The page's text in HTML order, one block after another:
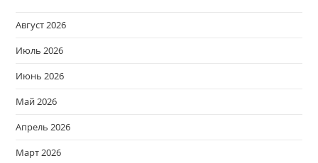
Август 2026
Июль 2026
Июнь 2026
Май 2026
Апрель 2026
Март 2026